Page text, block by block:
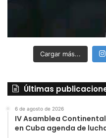
Cargar más...
Últimas
6 de agosto de 2026
IV Asamblea
en Cuba agenda de